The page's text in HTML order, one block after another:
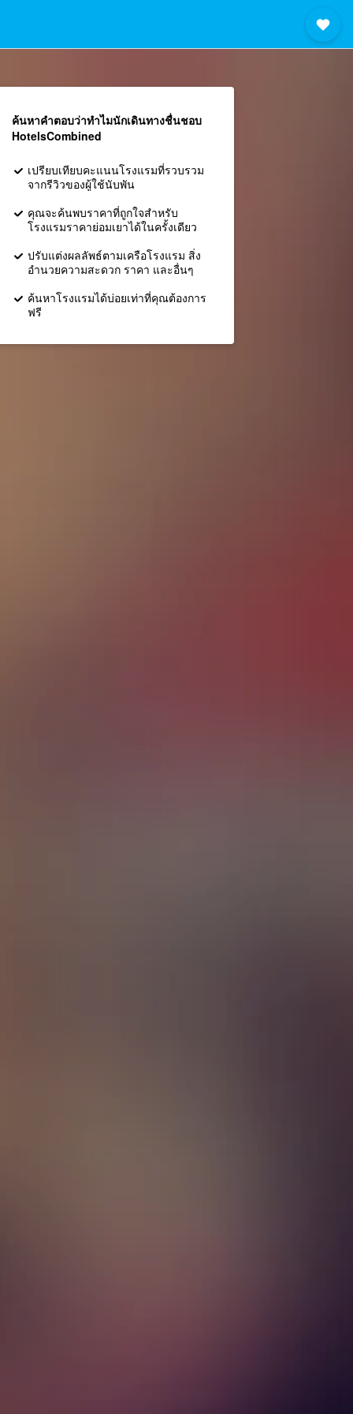
ค้นหาคำตอบว่าทำไมนักเดินทางชื่นชอบ
HotelsCombined
เปรียบเทียบคะแนนโรงแรมที่รวบรวม
จากรีวิวของผู้ใช้นับพัน
คุณจะค้นพบราคาที่ถูกใจสำหรับ
โรงแรมราคาย่อมเยาได้ในครั้งเดียว
ปรับแต่งผลลัพธ์ตามเครือโรงแรม สิ่ง
อำนวยความสะดวก ราคา และอื่นๆ
ค้นหาโรงแรมได้บ่อยเท่าที่คุณต้องการ
ฟรี